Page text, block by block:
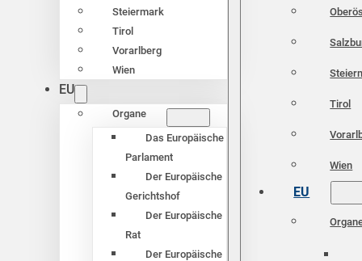
Steiermark
Tirol
Vorarlberg
Wien
EU
Organe
Das Europäische
Parlament
Der Europäische
Gerichtshof
Der Europäische
Rat
Der Europäische
Tirol
Wien
EU